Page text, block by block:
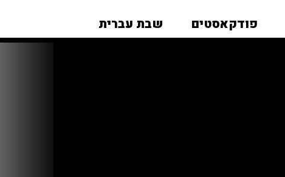
פודקאסטים שבת עברית